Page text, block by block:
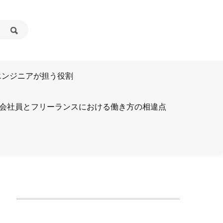
ジニアが担う役割
社員とフリーランスにおける働き方の相違点